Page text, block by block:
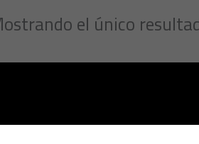
el único